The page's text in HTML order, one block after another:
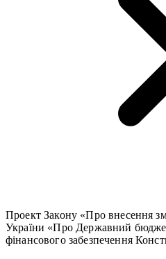
Проект Закону «Про внесення
України «Про Державний
фінансового забезпечення